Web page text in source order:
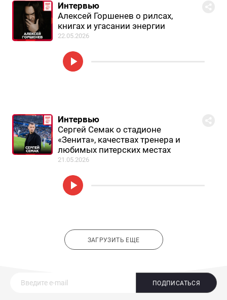
Интервью
Алексей Горшенев о рилсах,
книгах и угасании энергии
22.05.2026
Интервью
Сергей Семак о стадионе
«Зенита», качествах тренера и
любимых питерских местах
21.05.2026
ЗАГРУЗИТЬ ЕЩЕ
ПОДПИСАТЬСЯ